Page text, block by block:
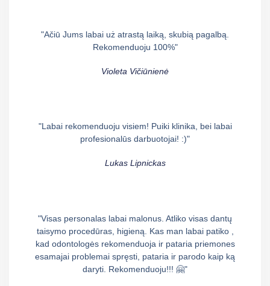
"Ačiū Jums labai uż atrastą laiką, skubią pagalbą.
Rekomenduoju 100%"
Violeta Vičiūnienė
"Labai rekomenduoju visiem! Puiki klinika, bei labai
profesionalūs darbuotojai! :)"
Lukas Lipnickas
"Visas personalas labai malonus. Atliko visas dantų
taisymo procedūras, higieną. Kas man labai patiko ,
kad odontologės rekomenduoja ir pataria priemones
esamajai problemai spręsti, pataria ir parodo kaip ką
daryti. Rekomenduoju!!! 🤗"